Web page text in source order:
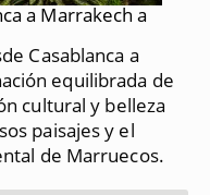
a Marrakech a
Casablanca a
equilibrada de
cultural y belleza
paisajes y el
de Marruecos.